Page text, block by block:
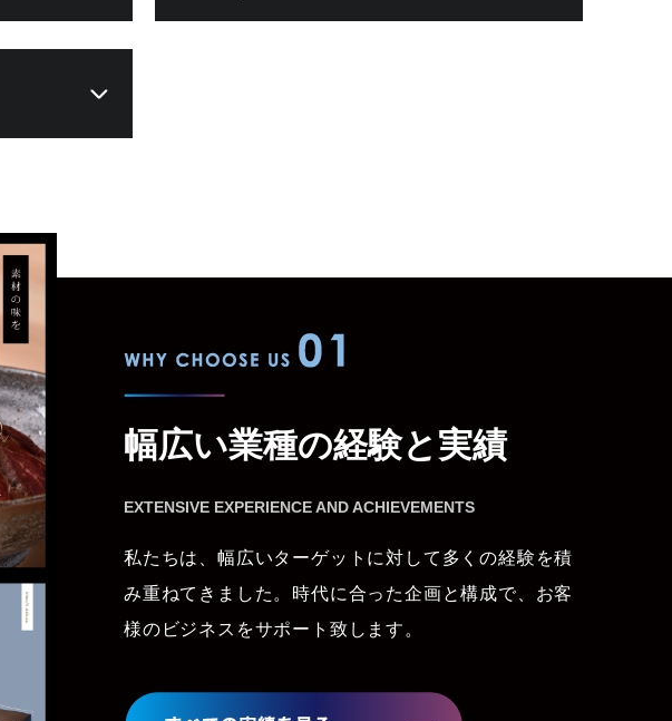
幅広い業種の経験と実績
EXTENSIVE EXPERIENCE AND ACHIEVEMENTS
私たちは、幅広いターゲットに対して多くの経験を積
み重ねてきました。時代に合った企画と構成で、お客
様のビジネスをサポート致します。